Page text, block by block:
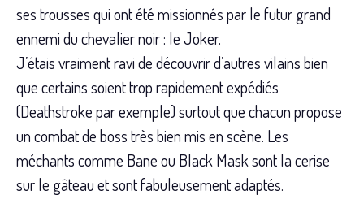
ses trousses qui ont été missionnés par le futur grand
ennemi du chevalier noir : le Joker.
J’étais vraiment ravi de découvrir d’autres vilains bien
que certains soient trop rapidement expédiés
(Deathstroke par exemple) surtout que chacun propose
un combat de boss très bien mis en scène. Les
méchants comme Bane ou Black Mask sont la cerise
sur le gâteau et sont fabuleusement adaptés.